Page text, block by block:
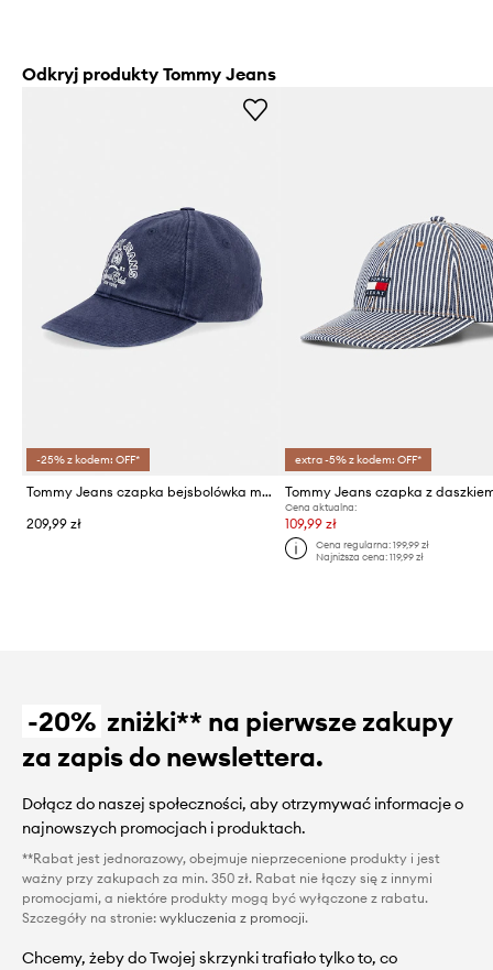
Odkryj produkty Tommy Jeans
-25% z kodem: OFF*
Tommy Jeans czapka bejsbolówka męska bawełniana
209,99 zł
extra -5% z kodem: OFF*
Tommy Jeans czapka z
Cena aktualna:
109,99 zł
Cena regularna: 199,99 zł
Najniższa cena: 119,99 zł
-20% zniżki** na pierwsze zakupy
za zapis do newslettera.
Dołącz do naszej społeczności, aby otrzymywać informacje o
najnowszych promocjach i produktach.
**Rabat jest jednorazowy, obejmuje nieprzecenione produkty i jest
ważny przy zakupach za min. 350 zł. Rabat nie łączy się z innymi
promocjami, a niektóre produkty mogą być wyłączone z rabatu.
Szczegóły na stronie: wykluczenia z promocji.
Chcemy, żeby do Twojej skrzynki trafiało tylko to, co